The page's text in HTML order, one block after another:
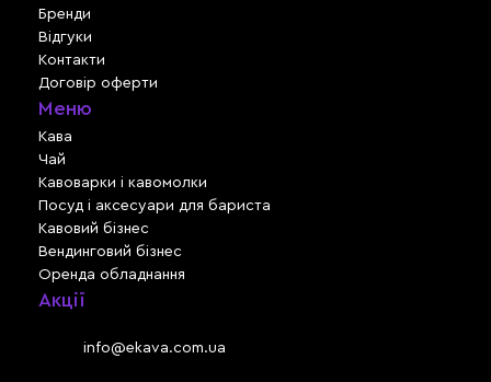
Бренди
Відгуки
Контакти
Договір оферти
Меню
Кава
Чай
Кавоварки і кавомолки
Посуд і аксесуари для бариста
Кавовий бізнес
Вендинговий бізнес
Оренда обладнання
Акції
info@ekava.com.ua